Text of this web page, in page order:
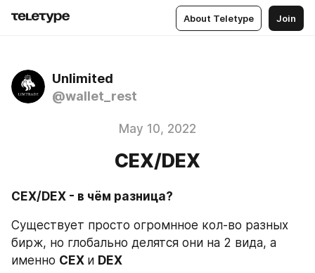
About Teletype Join
Unlimited
@wallet_rest
May 10, 2022
CEX/DEX
CEX/DEX - в чём разница?
Существует просто огромнное кол-во разных
бирж, но глобально делятся они на 2 вида, а
именно СEX и DEX